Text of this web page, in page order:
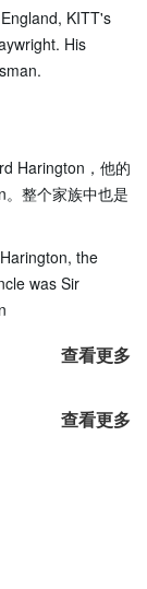
KITT's
His
Harington，他的
整个家族中也是
the
was Sir
查看更多
查看更多